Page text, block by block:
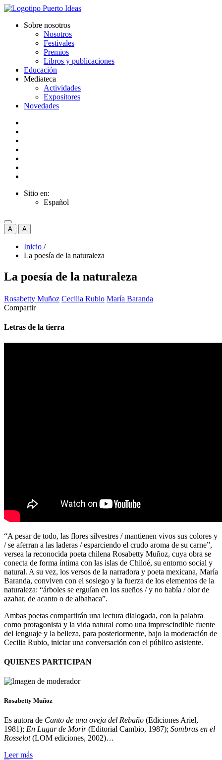
Sobre nosotros
Nosotros
Festivales
Premios
Libros y publicaciones
Educación
Mediateca
Actividades
Expositores
Novedades
Sitio en:
Español
A A
Inicio /
La poesía de la naturaleza
La poesía de la naturaleza
Rosabetty Muñoz Cecilia Rubio María Baranda
Compartir
Letras de la tierra
“A pesar de todo, las flores silvestres / mantienen vivos sus colores y
/ se aferran a las laderas / esparciendo el crudo aroma de su carne”,
versea la reconocida poeta chilena Rosabetty Muñoz, cuya obra se
conecta de forma íntima con las islas de Chiloé, su entorno social y
natural. A su vez, los versos de la narradora y poeta mexicana, María
Baranda, conviven con el sosiego y la fuerza de los elementos de la
naturaleza: “árboles se erguían en los sueños / y no había / olor de
azahar, de acanto o de albahaca”.
Ambas poetas compartirán una lectura dialogada, con la palabra
como protagonista y la vida natural como una imprescindible fuente
del lenguaje y la belleza, para posteriormente, bajo la moderación de
Cecilia Rubio, iniciar una conversación con el público asistente.
QUIENES PARTICIPAN
Rosabetty Muñoz
Es autora de Canto de una oveja del Rebaño (Ediciones Ariel,
1981); En Lugar de Morir(Editorial Cambio, 1987); Sombras en el
Rosselot(LOM ediciones, 2002)…
Leer más